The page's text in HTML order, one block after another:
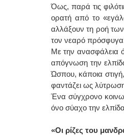
Όως, παρά τις
ορατή από το
αλλάξουν τη ροή
τον νεαρό
Με την ανασφάλεια
απόγνωση την
Ώσπου, κάποια
φαντάζει ως
Ένα σύγχρονο
όνο σύαχο την
«Οι ρίζες του